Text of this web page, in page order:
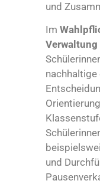
und
Im
Verwaltung
und